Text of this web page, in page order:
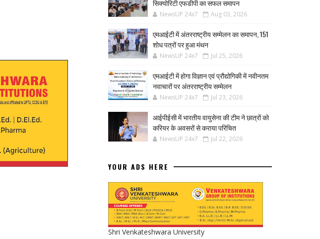
सिक्योरिटी एफडीपी का सफल समापन
NewsUP 24x7 Aug 03, 2026
एमआईटी में अंतरराष्ट्रीय सम्मेलन का समापन, 151
शोध पत्रों पर हुआ मंथन
NewsUP 24x7 Jul 25, 2026
एमआईटी में होगा विज्ञान एवं प्रौद्योगिकी में नवीनतम
नवाचारों पर अंतरराष्ट्रीय सम्मेलन
NewsUP 24x7 Jul 23, 2026
आईपीईसी में भारतीय वायुसेना की टीम ने छात्रों को
करियर के अवसरों से कराया परिचित
NewsUP 24x7 Jul 22, 2026
YOUR ADS HERE
Shri Venkateshwara University